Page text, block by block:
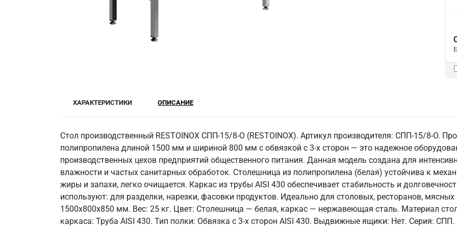
ХАРАКТЕРИСТИКИ ОПИСАНИЕ
Стол производственный RESTOINOX СПП-15/8-О (RESTOINOX). Артикул производителя: СПП-15/8-О.
полипропилена длиной 1500 мм и шириной 800 мм с обвязкой с 3-х сторон — это надежное
производственных цехов предприятий общественного питания. Данная модель создана для
влажности и частых санитарных обработок. Столешница из полипропилена (белая) устойчива к
жиры и запахи, легко очищается. Каркас из трубы AISI 430 обеспечивает стабильность и
используют: для разделки, нарезки, фасовки продуктов. Идеально для столовых, ресторанов,
1500x800x850 мм. Вес: 25 кг. Цвет: Столешница — белая, каркас — нержавеющая сталь. Материал
каркаса: Труба AISI 430. Тип полки: Обвязка с 3-х сторон AISI 430. Выдвижные ящики: Нет. Серия: СПП.